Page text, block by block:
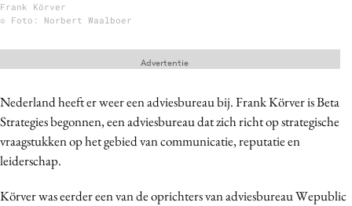
Opleidingen
Topics
Artificial Intelligence
Bureaus
Campagnes
Frank Körver
© Foto: Norbert Waalboer
Nederland heeft er weer een adviesbureau bij. Frank Körver is Beta
Strategies begonnen, een adviesbureau dat zich richt op strategische
vraagstukken op het gebied van communicatie, reputatie en
leiderschap.
Körver was eerder een van de oprichters van adviesbureau Wepublic
Advertentie